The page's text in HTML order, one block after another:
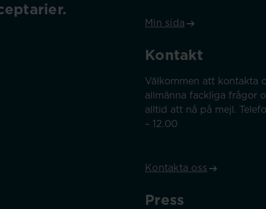
Min sida
Kontakt
Välkommen att kontakta
allmänna fackliga frågor
alltid att nå på mejl.
– 12.00
Kontakta oss
Press